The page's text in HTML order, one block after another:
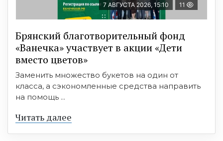
7 АВГУСТА 2026, 15:10 11
Брянский благотворительный фонд
«Ванечка» участвует в акции «Дети
вместо цветов»
Заменить множество букетов на один от
класса, а сэкономленные средства направить
на помощь ...
Читать далее